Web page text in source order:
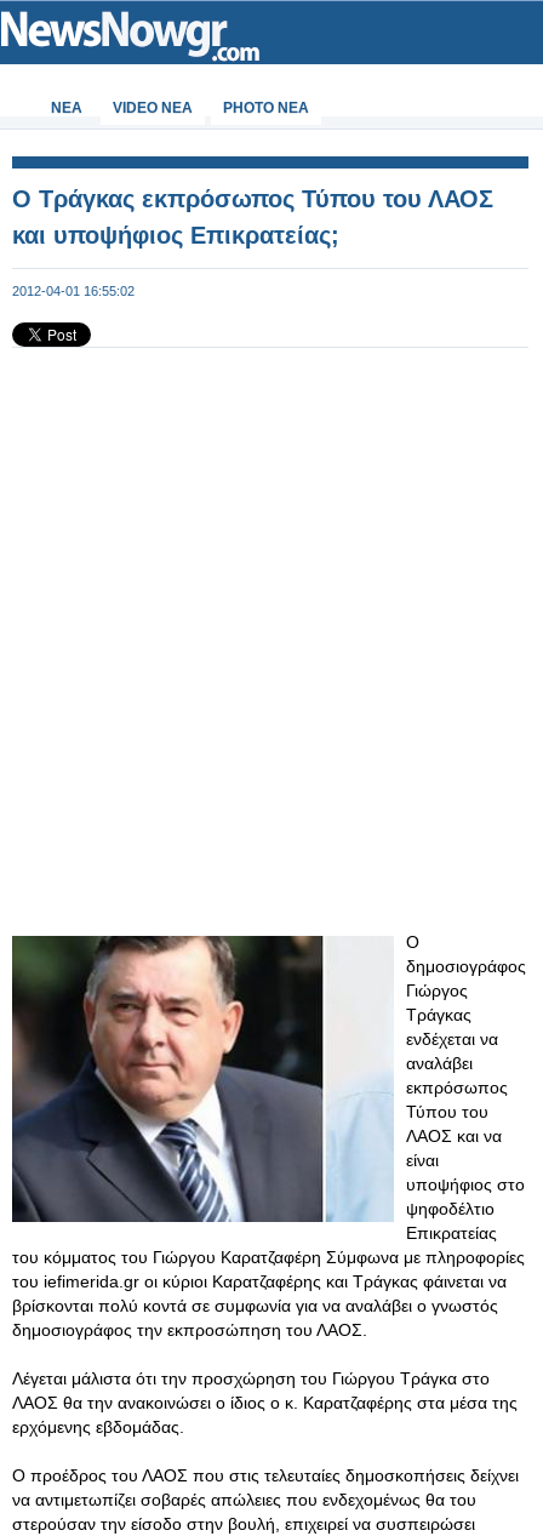
ΝΕΑ VIDEO NEA PHOTO NEA
Ο Τράγκας εκπρόσωπος Τύπου του ΛΑΟΣ
και υποψήφιος Επικρατείας;
2012-04-01 16:55:02
Ο
δημοσιογράφος
Γιώργος
Τράγκας
ενδέχεται να
αναλάβει
εκπρόσωπος
Τύπου του
ΛΑΟΣ και να
είναι
υποψήφιος στο
ψηφοδέλτιο
Επικρατείας
του κόμματος του Γιώργου Καρατζαφέρη Σύμφωνα με πληροφορίες
του iefimerida.gr οι κύριοι Καρατζαφέρης και Τράγκας φάινεται να
βρίσκονται πολύ κοντά σε συμφωνία για να αναλάβει ο γνωστός
δημοσιογράφος την εκπροσώπηση του ΛΑΟΣ.
Λέγεται μάλιστα ότι την προσχώρηση του Γιώργου Τράγκα στο
ΛΑΟΣ θα την ανακοινώσει ο ίδιος ο κ. Καρατζαφέρης στα μέσα της
ερχόμενης εβδομάδας.
Ο προέδρος του ΛΑΟΣ που στις τελευταίες δημοσκοπήσεις δείχνει
να αντιμετωπίζει σοβαρές απώλειες που ενδεχομένως θα του
στερούσαν την είσοδο στην βουλή, επιχειρεί να συσπειρώσει